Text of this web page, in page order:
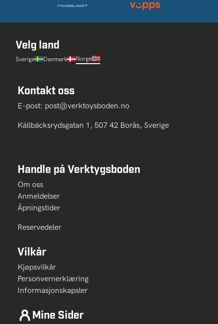
Velg land
Sverige Danmark Norge
Kontakt oss
E-post: post@verktoysboden.no
Källbäcksrydsgatan 1, 507 42 Borås, Sverige
Handle på Verktygsboden
Om oss
Anmeldelser
Åpningstider
Reservedeler
Vilkår
Kjøpsvilkår
Personvernerklæring
Informasjonskapsler
Mine Sider